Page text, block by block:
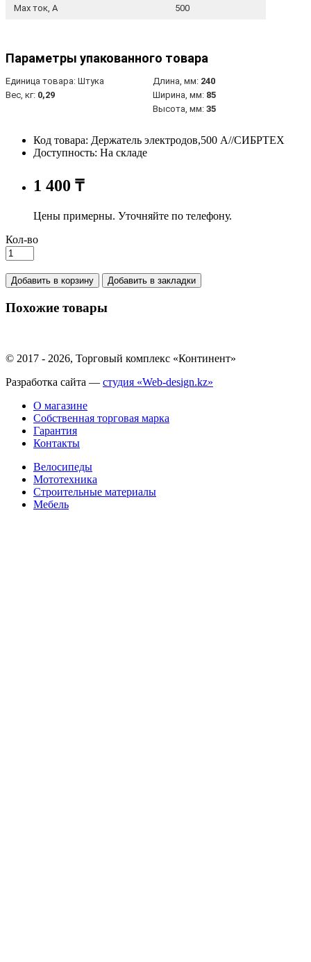
Max ток, А 500
Параметры упакованного товара
Единица товара: Штука
Вес, кг: 0,29
Длина, мм: 240
Ширина, мм: 85
Высота, мм: 35
Код товара: Держатель электродов,500 А//СИБРТЕХ
Доступность: На складе
1 400 ₸
Цены примерны. Уточняйте по телефону.
Кол-во
Добавить в корзину Добавить в закладки
Похожие товары
© 2017 - 2026, Торговый комплекс «Континент»
Разработка сайта — студия «Web-design.kz»
О магазине
Собственная торговая марка
Гарантия
Контакты
Велосипеды
Мототехника
Строительные материалы
Мебель